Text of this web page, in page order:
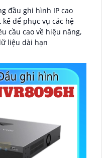
đầu ghi hình IP cao
để phục vụ các hệ
cầu cao về hiệu năng,
liệu dài hạn